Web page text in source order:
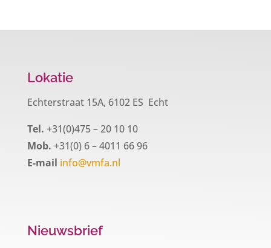
Lokatie
Echterstraat 15A, 6102 ES Echt
Tel. +31(0)475 – 20 10 10
Mob. +31(0) 6 – 4011 66 96
E-mail info@vmfa.nl
Nieuwsbrief